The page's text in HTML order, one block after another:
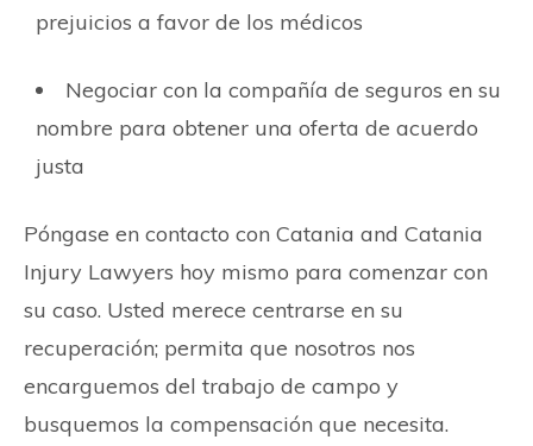
prejuicios a favor de los médicos
Negociar con la compañía de seguros en su
nombre para obtener una oferta de acuerdo
justa
Póngase en contacto con Catania and Catania
Injury Lawyers hoy mismo para comenzar con
su caso. Usted merece centrarse en su
recuperación; permita que nosotros nos
encarguemos del trabajo de campo y
busquemos la compensación que necesita.